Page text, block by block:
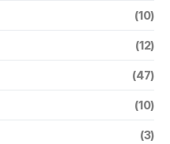
(10)
(12)
(47)
(10)
(3)